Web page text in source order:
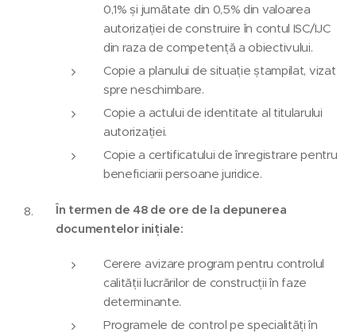
0,1% și jumătate din 0,5% din valoarea
autorizației de construire în contul ISC/IJC
din raza de competență a obiectivului.
Copie a planului de situație ștampilat, vizat
spre neschimbare.
Copie a actului de identitate al titularului
autorizației.
Copie a certificatului de înregistrare pentru
beneficiarii persoane juridice.
În termen de 48 de ore de la depunerea
documentelor inițiale:
Cerere avizare program pentru controlul
calității lucrărilor de construcții în faze
determinante.
Programele de control pe specialități în